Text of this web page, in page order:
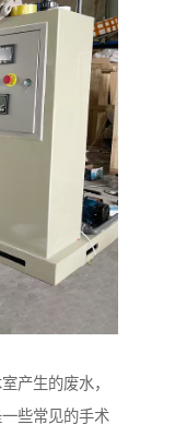
产生的废水，
些常见的手术